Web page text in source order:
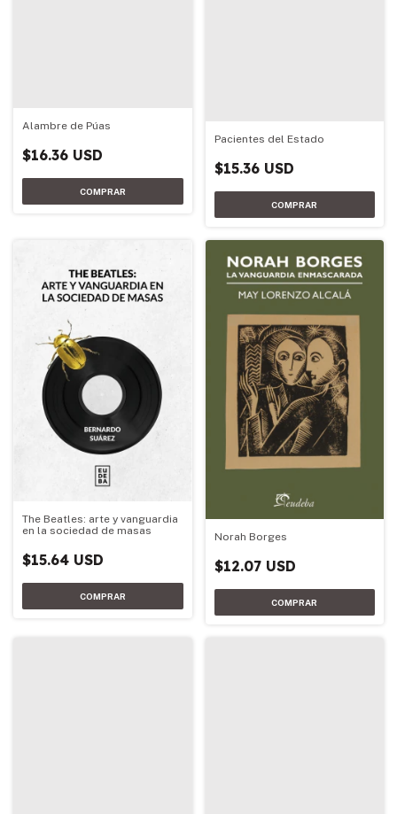
Alambre de Púas
$16.36 USD
Pacientes del Estado
$15.36 USD
The Beatles: arte y vanguardia
en la sociedad de masas
$15.64 USD
Norah Borges
$12.07 USD